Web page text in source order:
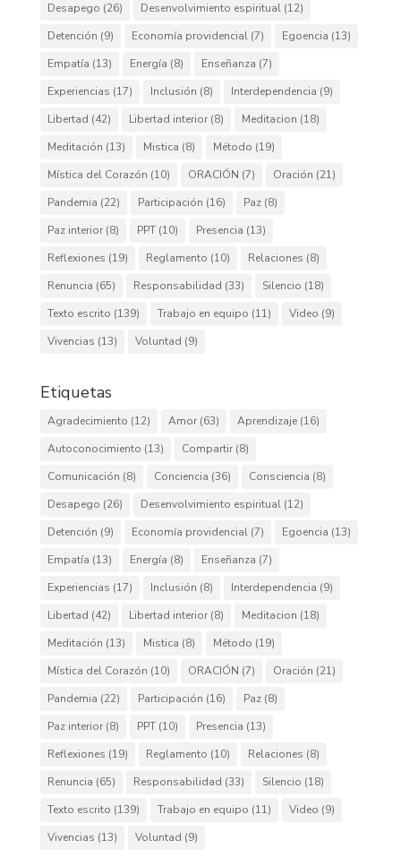
Desapego (26) Desenvolvimiento espiritual(12)
Detención (9) Economía providencial(7) Egoencia (13)
Empatía (13) Energía (8) Enseñanza (7)
Experiencias (17) Inclusión (8) Interdependencia (9)
Libertad (42) Libertad interior(8) Meditacion (18)
Meditación (13) Mistica (8) Método (19)
Mística del Corazón (10) ORACIÓN (7) Oración (21)
Pandemia (22) Participación (16) Paz(8)
Paz interior(8) PPT(10) Presencia (13)
Reflexiones (19) Reglamento (10) Relaciones (8)
Renuncia (65) Responsabilidad (33) Silencio (18)
Texto escrito (139) Trabajo en equipo (11) Video (9)
Vivencias (13) Voluntad (9)
Etiquetas
Agradecimiento (12) Amor(63) Aprendizaje(16)
Autoconocimiento (13) Compartir(8)
Comunicación (8) Conciencia (36) Consciencia (8)
Desapego (26) Desenvolvimiento espiritual(12)
Detención (9) Economía providencial(7) Egoencia (13)
Empatía (13) Energía (8) Enseñanza (7)
Experiencias (17) Inclusión (8) Interdependencia (9)
Libertad (42) Libertad interior(8) Meditacion (18)
Meditación (13) Mistica (8) Método (19)
Mística del Corazón (10) ORACIÓN (7) Oración (21)
Pandemia (22) Participación (16) Paz(8)
Paz interior(8) PPT(10) Presencia (13)
Reflexiones (19) Reglamento (10) Relaciones (8)
Renuncia (65) Responsabilidad (33) Silencio (18)
Texto escrito (139) Trabajo en equipo (11) Video (9)
Vivencias (13) Voluntad (9)